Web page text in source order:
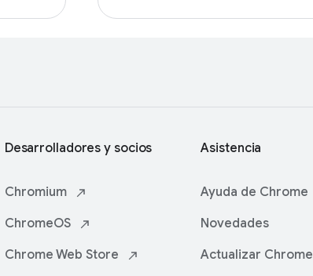
Desarrolladores y socios
Chromium
ChromeOS
Chrome Web Store
Asistencia
Ayuda de Chrome
Novedades
Actualizar Chrome